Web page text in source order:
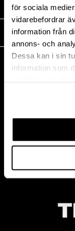
för sociala
vidarebefordrar
information från
annons- och
Dessa kan i sin
information som
MEDIA
THEOFILS
CONTACT
Postal address:
Mogölsvägen 26
Phone:+46 (0)10-178
Org. nr 556154-8925